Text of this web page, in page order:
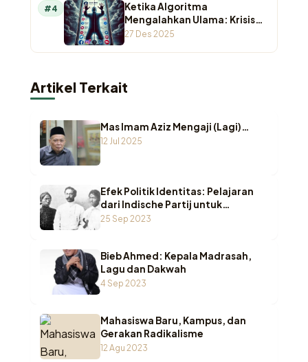
#4
Ketika Algoritma
Mengalahkan Ulama: Krisis
Otoritas Keagamaan di
27 Des 2025
Artikel Terkait
Mas Imam Aziz Mengaji (Lagi)…
12 Jul 2025
Efek Politik Identitas: Pelajaran
dari Indische Partij untuk
Indonesia
25 Sep 2023
Bieb Ahmed: Kepala Madrasah,
Lagu dan Dakwah
4 Sep 2023
Mahasiswa Baru, Kampus, dan
Gerakan Radikalisme
12 Agu 2023